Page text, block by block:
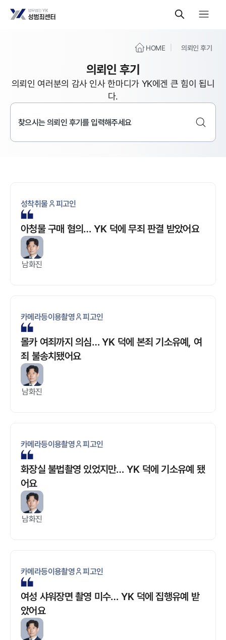
HOME 의뢰인 후기
의뢰인 후기
의뢰인 여러분의 감사 인사 한마디가 YK에겐 큰 힘이 됩니
다.
성착취물 피고인
아청물 구매 혐의… YK 덕에 무죄 판결 받았어요
남화진
카메라등이용촬영 피고인
몰카 여죄까지 의심… YK 덕에 본죄 기소유예, 여
죄 불송치됐어요
남화진
카메라등이용촬영 피고인
화장실 불법촬영 있었지만… YK 덕에 기소유예 됐
어요
남화진
카메라등이용촬영 피고인
여성 샤워장면 촬영 미수… YK 덕에 집행유예 받
았어요